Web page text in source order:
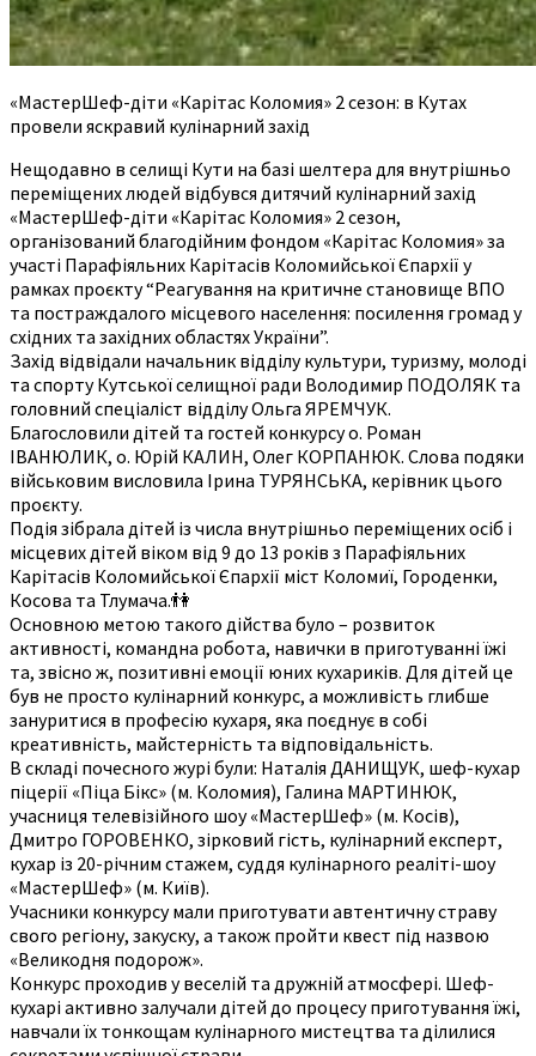
«МастерШеф-діти «Карітас Коломия» 2 сезон: в Кутах
провели яскравий кулінарний захід
Нещодавно в селищі Кути на базі шелтера для внутрішньо
переміщених людей відбувся дитячий кулінарний захід
«МастерШеф-діти «Карітас Коломия» 2 сезон,
організований благодійним фондом «Карітас Коломия» за
участі Парафіяльних Карітасів Коломийської Єпархії у
рамках проєкту “Реагування на критичне становище ВПО
та постраждалого місцевого населення: посилення громад у
східних та західних областях України”.
Захід відвідали начальник відділу культури, туризму, молоді
та спорту Кутської селищної ради Володимир ПОДОЛЯК та
головний спеціаліст відділу Ольга ЯРЕМЧУК.
Благословили дітей та гостей конкурсу о. Роман
ІВАНЮЛИК, о. Юрій КАЛИН, Олег КОРПАНЮК. Слова подяки
військовим висловила Ірина ТУРЯНСЬКА, керівник цього
проєкту.
Подія зібрала дітей із числа внутрішньо переміщених осіб і
місцевих дітей віком від 9 до 13 років з Парафіяльних
Карітасів Коломийської Єпархії міст Коломиї, Городенки,
Косова та Тлумача.👫
Основною метою такого дійства було – розвиток
активності, командна робота, навички в приготуванні їжі
та, звісно ж, позитивні емоції юних кухариків. Для дітей це
був не просто кулінарний конкурс, а можливість глибше
зануритися в професію кухаря, яка поєднує в собі
креативність, майстерність та відповідальність.
В складі почесного журі були: Наталія ДАНИЩУК, шеф-кухар
піцерії «Піца Бікс» (м. Коломия), Галина МАРТИНЮК,
учасниця телевізійного шоу «МастерШеф» (м. Косів),
Дмитро ГОРОВЕНКО, зірковий гість, кулінарний експерт,
кухар із 20-річним стажем, суддя кулінарного реаліті-шоу
«МастерШеф» (м. Київ).
Учасники конкурсу мали приготувати автентичну страву
свого регіону, закуску, а також пройти квест під назвою
«Великодня подорож».
Конкурс проходив у веселій та дружній атмосфері. Шеф-
кухарі активно залучали дітей до процесу приготування їжі,
навчали їх тонкощам кулінарного мистецтва та ділилися